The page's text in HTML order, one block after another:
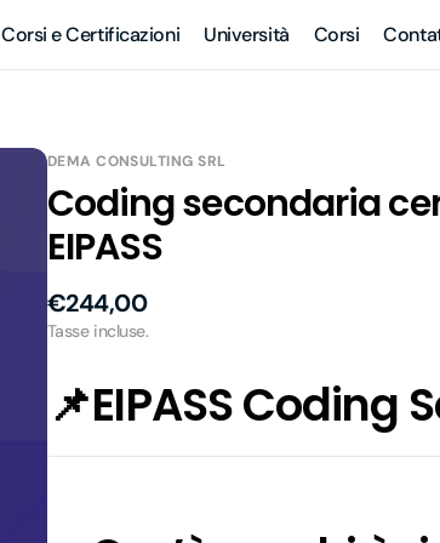
Corsi e Certificazioni Università Corsi
DEMA CONSULTING SRL
Coding secondaria
EIPASS
Prezzo
di
€244,00
Tasse incluse.
📌EIPASS Coding